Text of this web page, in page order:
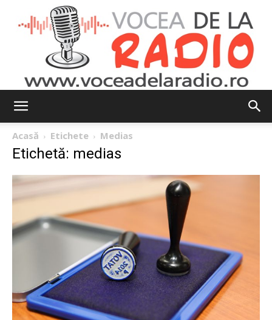
radio
Acasă Etichete Medias
Etichetă: medias